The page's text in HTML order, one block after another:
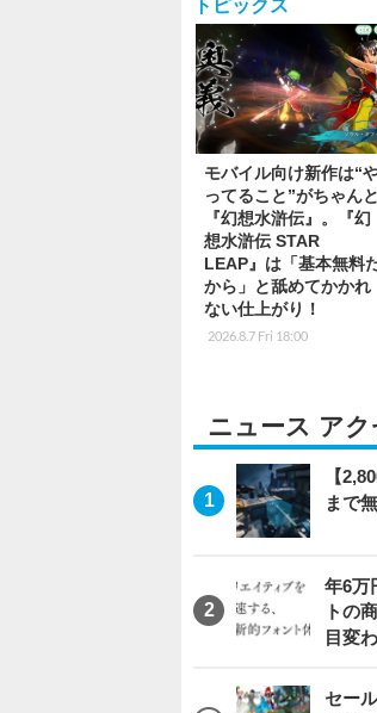
トピックス
モバイル向け新作は“
ってること”がちゃんと
『幻想水滸伝』。『幻
想水滸伝 STAR
LEAP』は「基本無料
から」と舐めてかかれ
ない仕上がり！
2026.8.7 Fri 18:00
ニュース ア
【
まで
年6万
トの
目変
セー